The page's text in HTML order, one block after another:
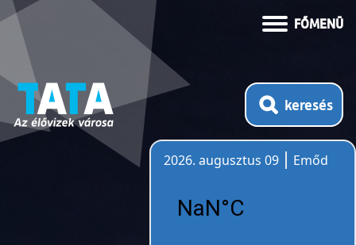
FŐMENÜ
keresés
2026. augusztus 09
Emőd